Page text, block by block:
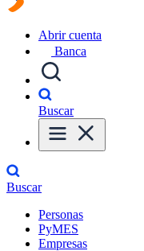
Abrir cuenta
Banca
Buscar
Buscar
Personas
PyMES
Empresas